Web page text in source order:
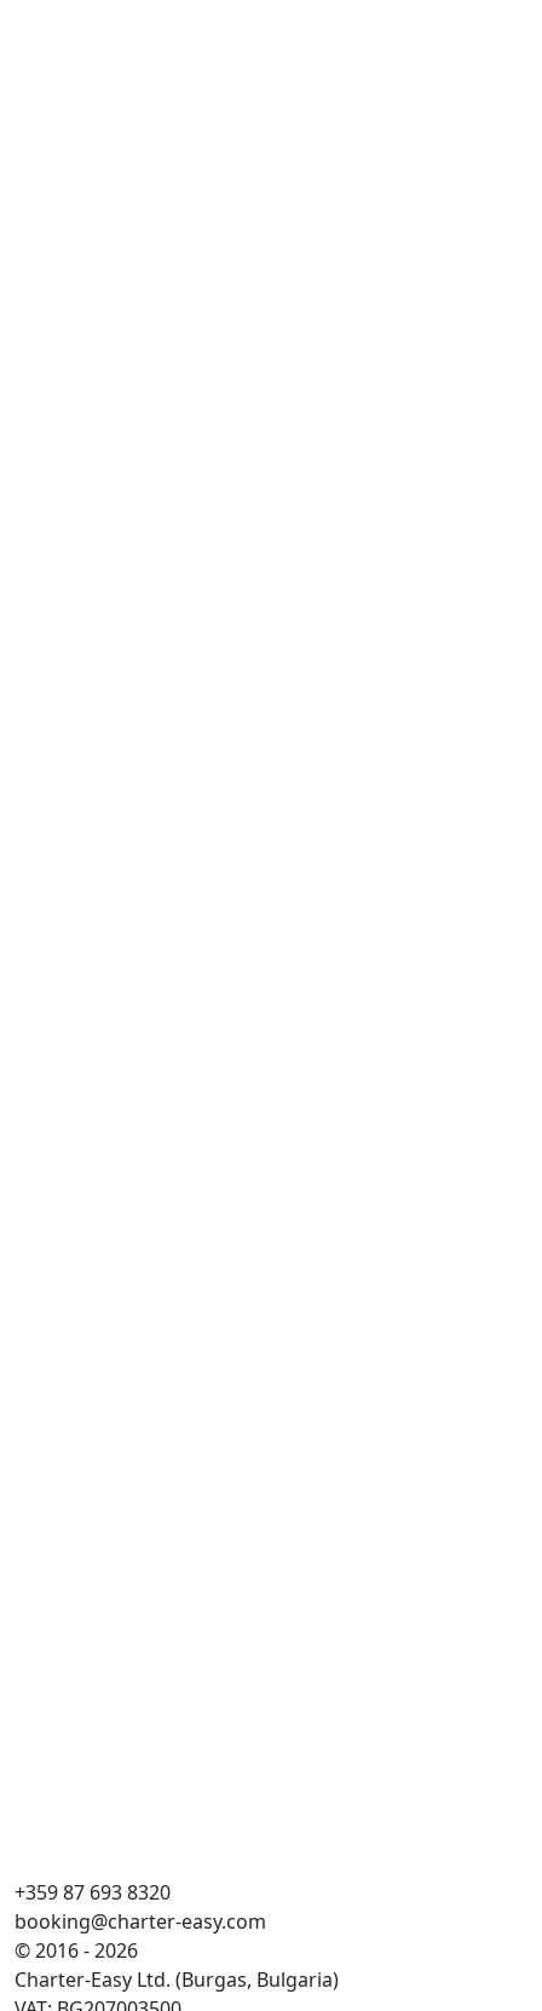
+359 87 693 8320
booking@charter-easy.com
© 2016 - 2026
Charter-Easy Ltd. (Burgas, Bulgaria)